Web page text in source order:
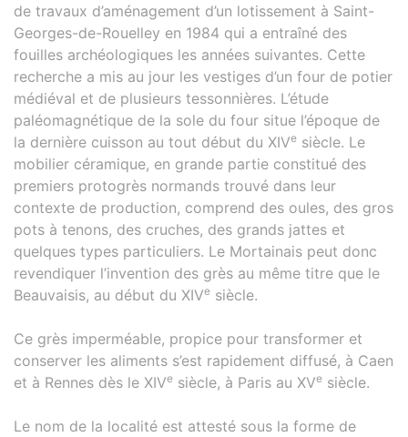
de travaux d’aménagement d’un lotissement à Saint-
Georges-de-Rouelley en 1984 qui a entraîné des
fouilles archéologiques les années suivantes. Cette
recherche a mis au jour les vestiges d’un four de potier
médiéval et de plusieurs tessonnières. L’étude
paléomagnétique de la sole du four situe l’époque de
la dernière cuisson au tout début du XIVe siècle. Le
mobilier céramique, en grande partie constitué des
premiers protogrès normands trouvé dans leur
contexte de production, comprend des oules, des gros
pots à tenons, des cruches, des grands jattes et
quelques types particuliers. Le Mortainais peut donc
revendiquer l’invention des grès au même titre que le
Beauvaisis, au début du XIVe siècle.
Ce grès imperméable, propice pour transformer et
conserver les aliments s’est rapidement diffusé, à Caen
et à Rennes dès le XIVe siècle, à Paris au XVe siècle.
Le nom de la localité est attesté sous la forme de